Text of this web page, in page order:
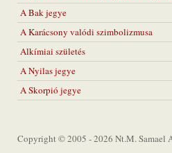
A Bak jegye
A Karácsony valódi szimbolizmusa
Alkímiai születés
A Nyilas jegye
A Skorpió jegye
Copyright © 2005 - 2026 Nt.M. Samael